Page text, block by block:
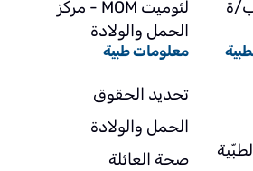
ة
لئوميت MOM - مركز
الحمل والولادة
معلومات طبية
تحديد الحقوق
الحمل والولادة
صحة العائلة